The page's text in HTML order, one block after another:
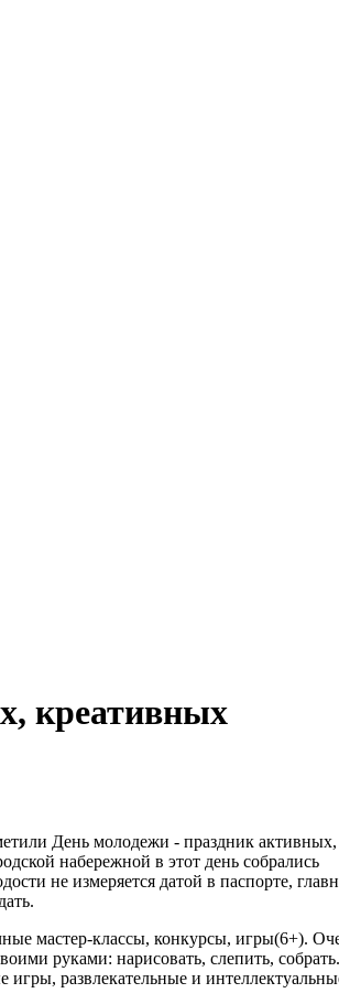
креативных
День молодежи - праздник активных,
набережной в этот день собрались
не измеряется датой в паспорте,
мастер-классы, конкурсы, игры(6+).
руками: нарисовать, слепить, собрать.
развлекательные и